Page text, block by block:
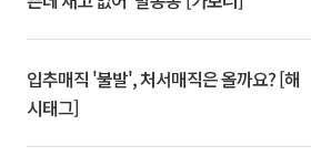
입추매직 '불발', 처서매직은 올까요? [해
시태그]